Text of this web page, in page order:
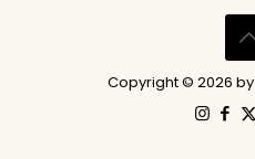
Copyright © 2026 by